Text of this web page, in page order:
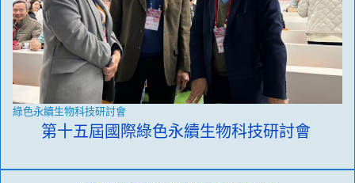
綠色永續生物科技研討會
第十五屆國際綠色永續生物科技研討會